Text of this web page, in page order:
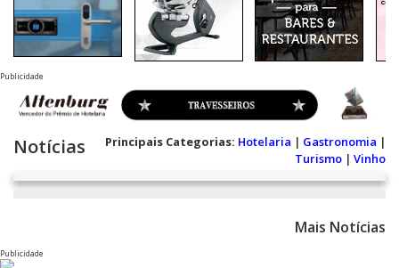
Publicidade
Notícias Principais Categorias: Hotelaria | Gastronomia |
Turismo | Vinho
Mais Notícias
Publicidade